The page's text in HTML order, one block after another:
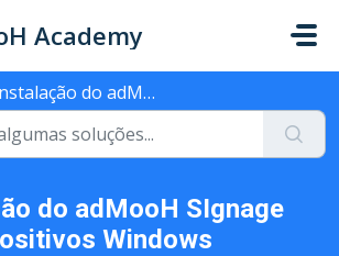
principal
Academy
do adMooH SIgnage em dispositivos Windows
do adMooH SIgnage
Windows